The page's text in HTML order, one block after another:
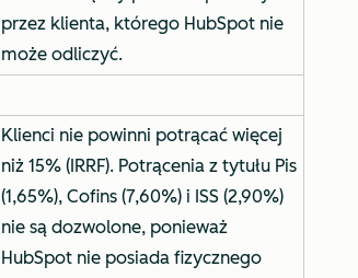
przez klienta, którego HubSpot nie
może odliczyć.
Klienci nie powinni potrącać więcej
niż 15% (IRRF). Potrącenia z tytułu Pis
(1,65%), Cofins (7,60%) i ISS (2,90%)
nie są dozwolone, ponieważ
HubSpot nie posiada fizycznego